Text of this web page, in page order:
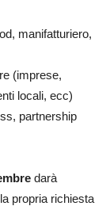
manifatturiero,
(imprese,
locali, ecc)
partnership
darà
propria richiesta